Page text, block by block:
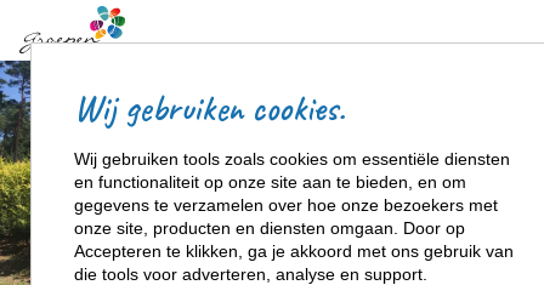
Wij gebruiken cookies.
Wij gebruiken tools zoals cookies om essentiële diensten
en functionaliteit op onze site aan te bieden, en om
gegevens te verzamelen over hoe onze bezoekers met
onze site, producten en diensten omgaan. Door op
Accepteren te klikken, ga je akkoord met ons gebruik van
die tools voor adverteren, analyse en support.